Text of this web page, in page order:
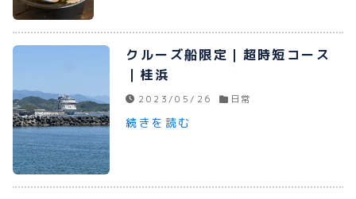
プライバシーポリシー
お問い合わせ
080-1481-9900
メールで予約
クルーズ船限定｜超時短コース
｜桂浜
2023/05/26 日常
続きを読む